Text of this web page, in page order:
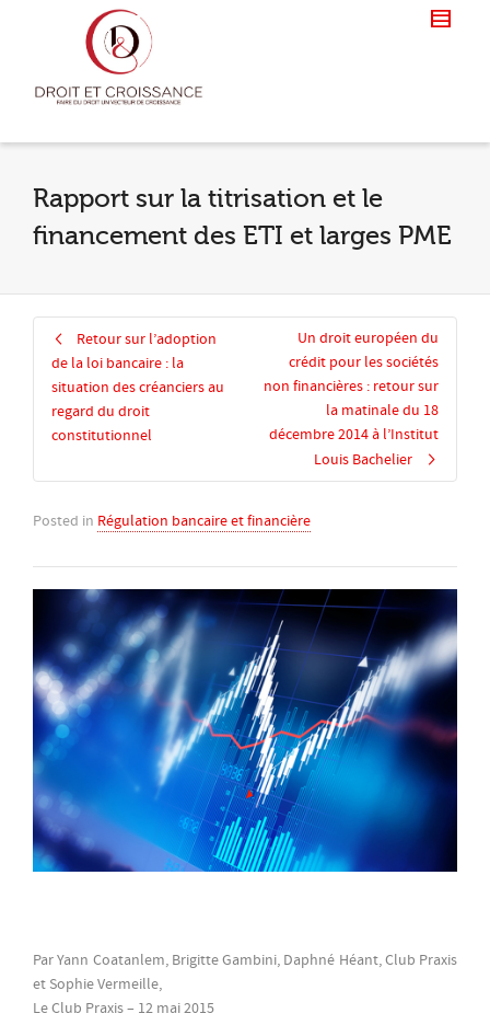
Rapport sur la titrisation et le
financement des ETI et larges PME
Retour sur l’adoption
de la loi bancaire : la
situation des créanciers au
regard du droit
constitutionnel
Un droit européen du
crédit pour les sociétés
non financières : retour sur
la matinale du 18
décembre 2014 à l’Institut
Louis Bachelier
Posted in Régulation bancaire et financière
Par Yann Coatanlem, Brigitte Gambini, Daphné Héant, Club Praxis
et Sophie Vermeille,
Le Club Praxis – 12 mai 2015